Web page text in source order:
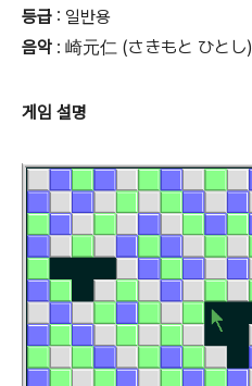
등급 : 일반용
음악 : 崎元仁 (さきもと ひとし)
게임 설명